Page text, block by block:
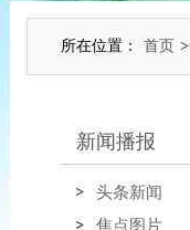
所在位置： 首页 >
新闻播报
头条新闻
焦点图片